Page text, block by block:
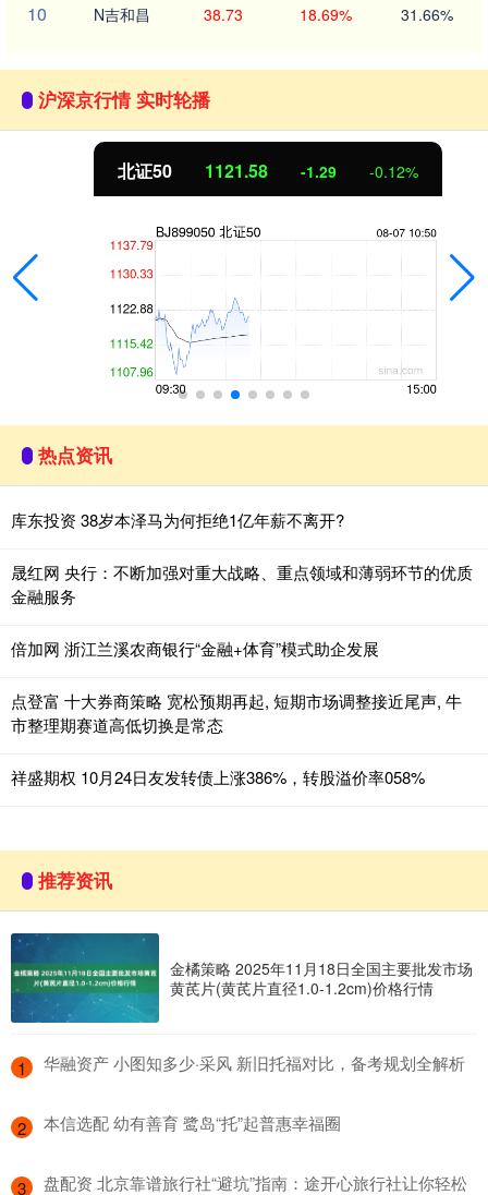
10 N吉和昌 38.73 18.69% 31.66%
沪深京行情 实时轮播
北证50 1121.58 -1.29 -0.12%
热点资讯
库东投资 38岁本泽马为何拒绝1亿年薪不离开?
晟红网 央行：不断加强对重大战略、重点领域和薄弱环节的优质
金融服务
倍加网 浙江兰溪农商银行“金融+体育”模式助企发展
点登富 十大券商策略 宽松预期再起, 短期市场调整接近尾声, 牛
市整理期赛道高低切换是常态
祥盛期权 10月24日友发转债上涨386%，转股溢价率058%
推荐资讯
金橘策略 2025年11月18日全国主要批发市场
黄芪片(黄芪片直径1.0-1.2cm)价格行情
1 ​华融资产 小图知多少·采风 新旧托福对比，备考规划全解析
2 ​本信选配 幼有善育 鹭岛“托”起普惠幸福圈
3 ​盘配资 北京靠谱旅行社“避坑”指南：途开心旅行社让你轻松